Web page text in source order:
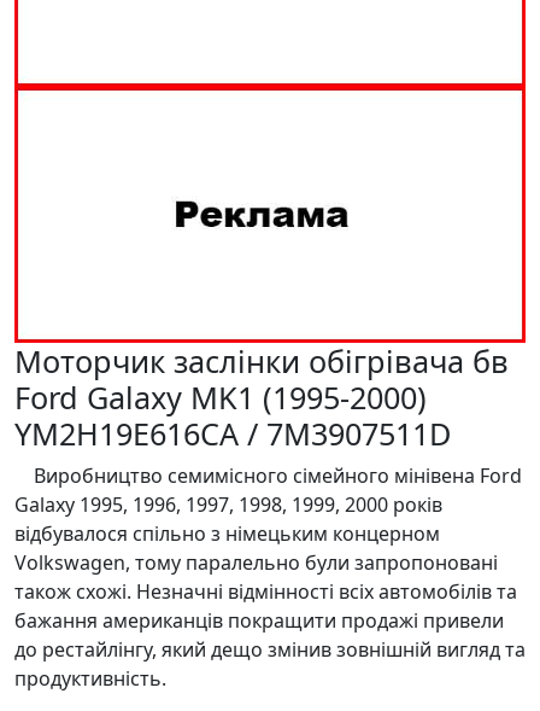
Моторчик заслінки обігрівача бв
Ford Galaxy MK1 (1995-2000)
YM2H19E616CA / 7M3907511D
Виробництво семимісного сімейного мінівена Ford
Galaxy 1995, 1996, 1997, 1998, 1999, 2000 років
відбувалося спільно з німецьким концерном
Volkswagen, тому паралельно були запропоновані
також схожі. Незначні відмінності всіх автомобілів та
бажання американців покращити продажі привели
до рестайлінгу, який дещо змінив зовнішній вигляд та
продуктивність.